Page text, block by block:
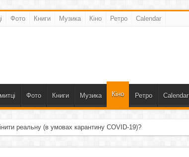
Фото Книги Музика Кіно Ретро Calendar
Фото Книги Музика Кіно Ретро Calendar
реальну (в умовах карантину COVID-19)?